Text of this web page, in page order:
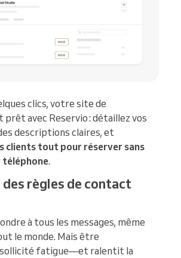
clics, votre site de
avec Reservio : détaillez vos
descriptions claires, et
clients tout pour réserver sans
téléphone.
règles de contact
à tous les messages, même
le monde. Mais être
fatigue—et ralentit la